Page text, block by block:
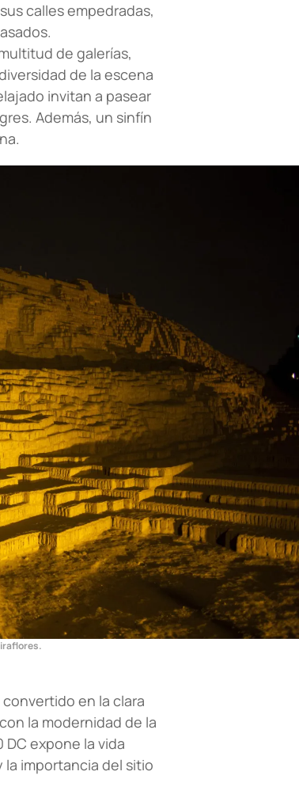
calles empedradas,
de galerías,
de la escena
invitan a pasear
Además, un sinfín
en la clara
la modernidad de la
DC expone la vida
importancia del sitio